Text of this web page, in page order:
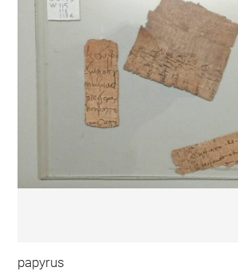
papyrus